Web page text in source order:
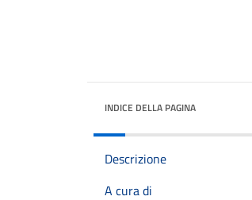
INDICE DELLA PAGINA
Descrizione
A cura di